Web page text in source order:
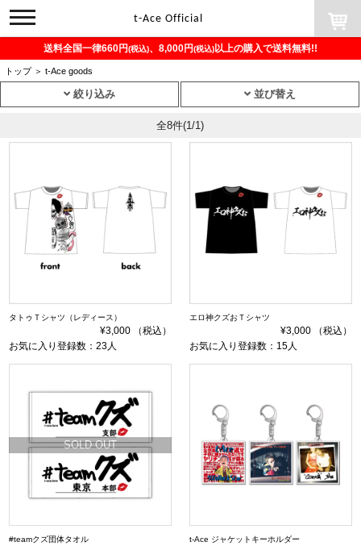
toggle
navigation
t-Ace Official
送料全国一律660円(税込)、8,000円(税込)以上の購入で送料無料!!
トップ ＞ t-Ace goods
絞り込み 並び替え
全8件(1/1)
タトゥＴシャツ（レディース）
¥3,000 （税込）
お気に入り登録数：23人
エロ神クズおＴシャツ
¥3,000 （税込）
お気に入り登録数：15人
SOLD OUT
#teamクズ団体タオル t-Ace ジャケットキーホルダー